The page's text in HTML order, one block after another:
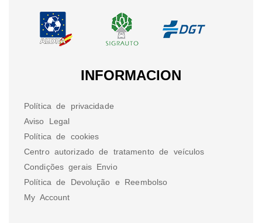
INFORMACION
Política de privacidade
Aviso Legal
Política de cookies
Centro autorizado de tratamento de veículos
Condições gerais Envio
Política de Devolução e Reembolso
My Account